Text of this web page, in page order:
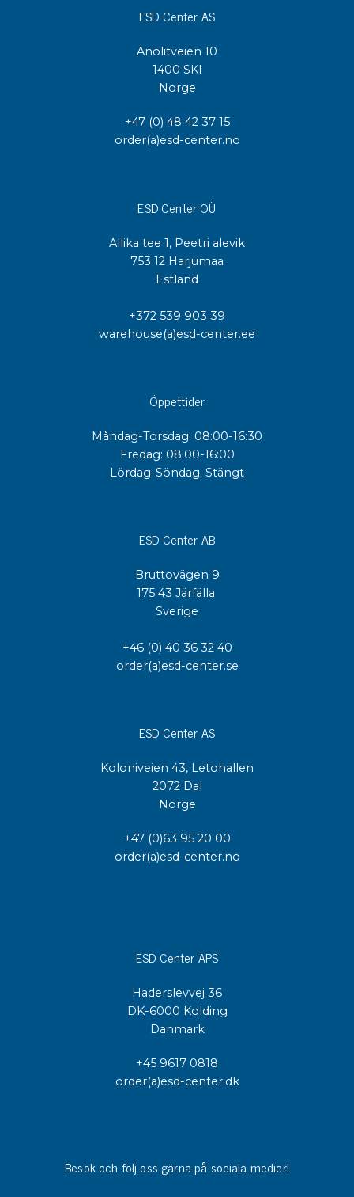
ESD Center AS
Anolitveien 10
1400 SKI
Norge
+47 (0) 48 42 37 15
order(a)esd-center.no
ESD Center OÜ
Allika tee 1, Peetri alevik
753 12 Harjumaa
Estland
+372 539 903 39
warehouse(a)esd-center.ee
Öppettider
Måndag-Torsdag: 08:00-16:30
Fredag: 08:00-16:00
Lördag-Söndag: Stängt
ESD Center AB
Bruttovägen 9
175 43 Järfälla
Sverige
+46 (0) 40 36 32 40
order(a)esd-center.se
ESD Center AS
Koloniveien 43, Letohallen
2072 Dal
Norge
+47 (0)63 95 20 00
order(a)esd-center.no
ESD Center APS
Haderslevvej 36
DK-6000 Kolding
Danmark
+45 9617 0818
order(a)esd-center.dk
Besök och följ oss gärna på sociala medier!